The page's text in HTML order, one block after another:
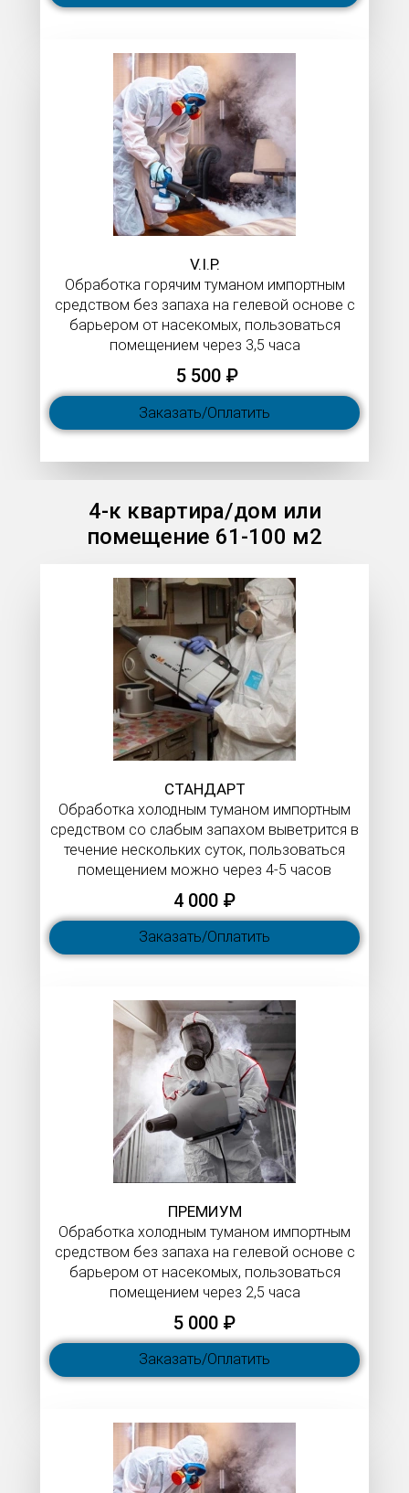
V.I.P.​​​​​​​
Обработка горячим туманом импортным
средством без запаха на гелевой основе с
барьером от насекомых, пользоваться
помещением через 3,5 часа
5 500 ₽
Заказать/Оплатить
4-к квартира/дом или
помещение 61-100 м2
СТАНДАРТ
Обработка холодным туманом импортным
средством со слабым запахом выветрится в
течение нескольких суток, пользоваться
помещением можно через 4-5 часов
4 000 ₽
Заказать/Оплатить
ПРЕМИУМ
Обработка холодным туманом импортным
средством без запаха на гелевой основе с
барьером от насекомых, пользоваться
помещением через 2,5 часа
5 000 ₽
Заказать/Оплатить